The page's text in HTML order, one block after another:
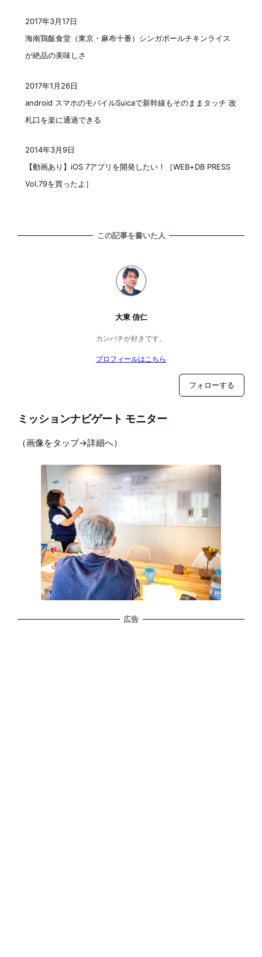
海南鶏飯食堂（東京・麻布十番）シンガポールチキンライス
が絶品の美味しさ
2017年3月17日
android スマホのモバイルSuicaで新幹線もそのままタッチ 改
札口を楽に通過できる
2017年1月26日
【動画あり】iOS 7アプリを開発したい！［WEB+DB PRESS
Vol.79を買ったよ］
2014年3月9日
この記事を書いた人
大東 信仁
カンパチが好きです。
プロフィールはこちら
フォローする
ミッションナビゲート モニター
（画像をタップ→詳細へ）
広告